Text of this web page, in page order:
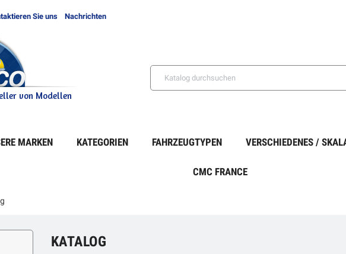
Sie uns Nachrichten
von Modellen
MARKEN KATEGORIEN FAHRZEUGTYPEN VERSCHIEDENES /
CMC FRANCE
KATALOG